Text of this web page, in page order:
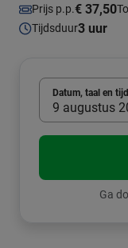
Prijs p.p.€ 37,50
Tijdsduur3 uur
Datum, taal en tijd
9 augustus
Ga